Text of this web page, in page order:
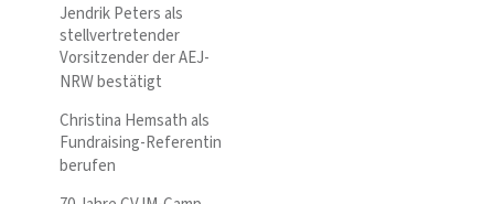
Jendrik Peters als
stellvertretender
Vorsitzender der AEJ-
NRW bestätigt
Christina Hemsath als
Fundraising-Referentin
berufen